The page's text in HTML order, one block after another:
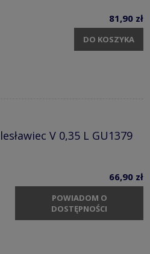
81,90 zł
DO KOSZYKA
V 0,35 L GU1379
66,90 zł
POWIADOM O
DOSTĘPNOŚCI